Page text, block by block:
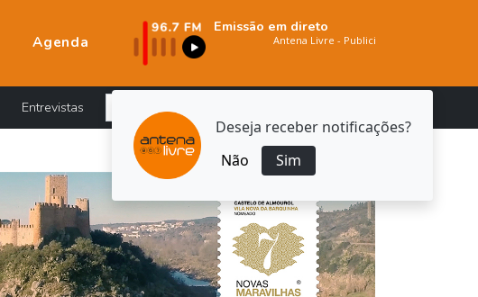
Deseja receber notificações?
Não
Sim
Agenda
Emissão em direto
Entrevistas